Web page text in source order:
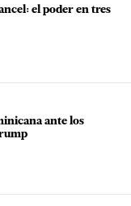
el poder en tres
ante los